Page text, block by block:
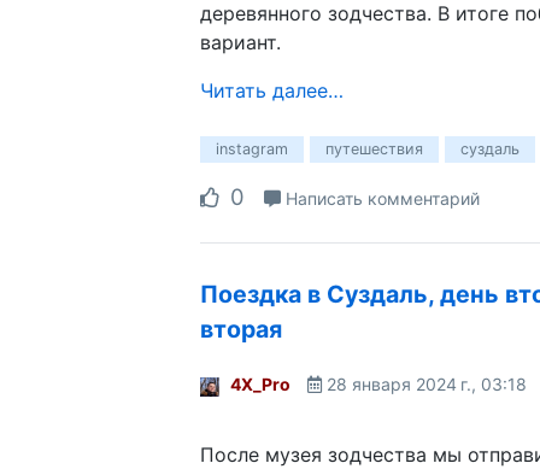
деревянного зодчества. В итоге
вариант.
Читать далее…
instagram путешествия суздаль
0 Написать комментарий
Поездка в Суздаль, день
вторая
4X_Pro 28 января 2024 г., 03:18
После музея зодчества мы